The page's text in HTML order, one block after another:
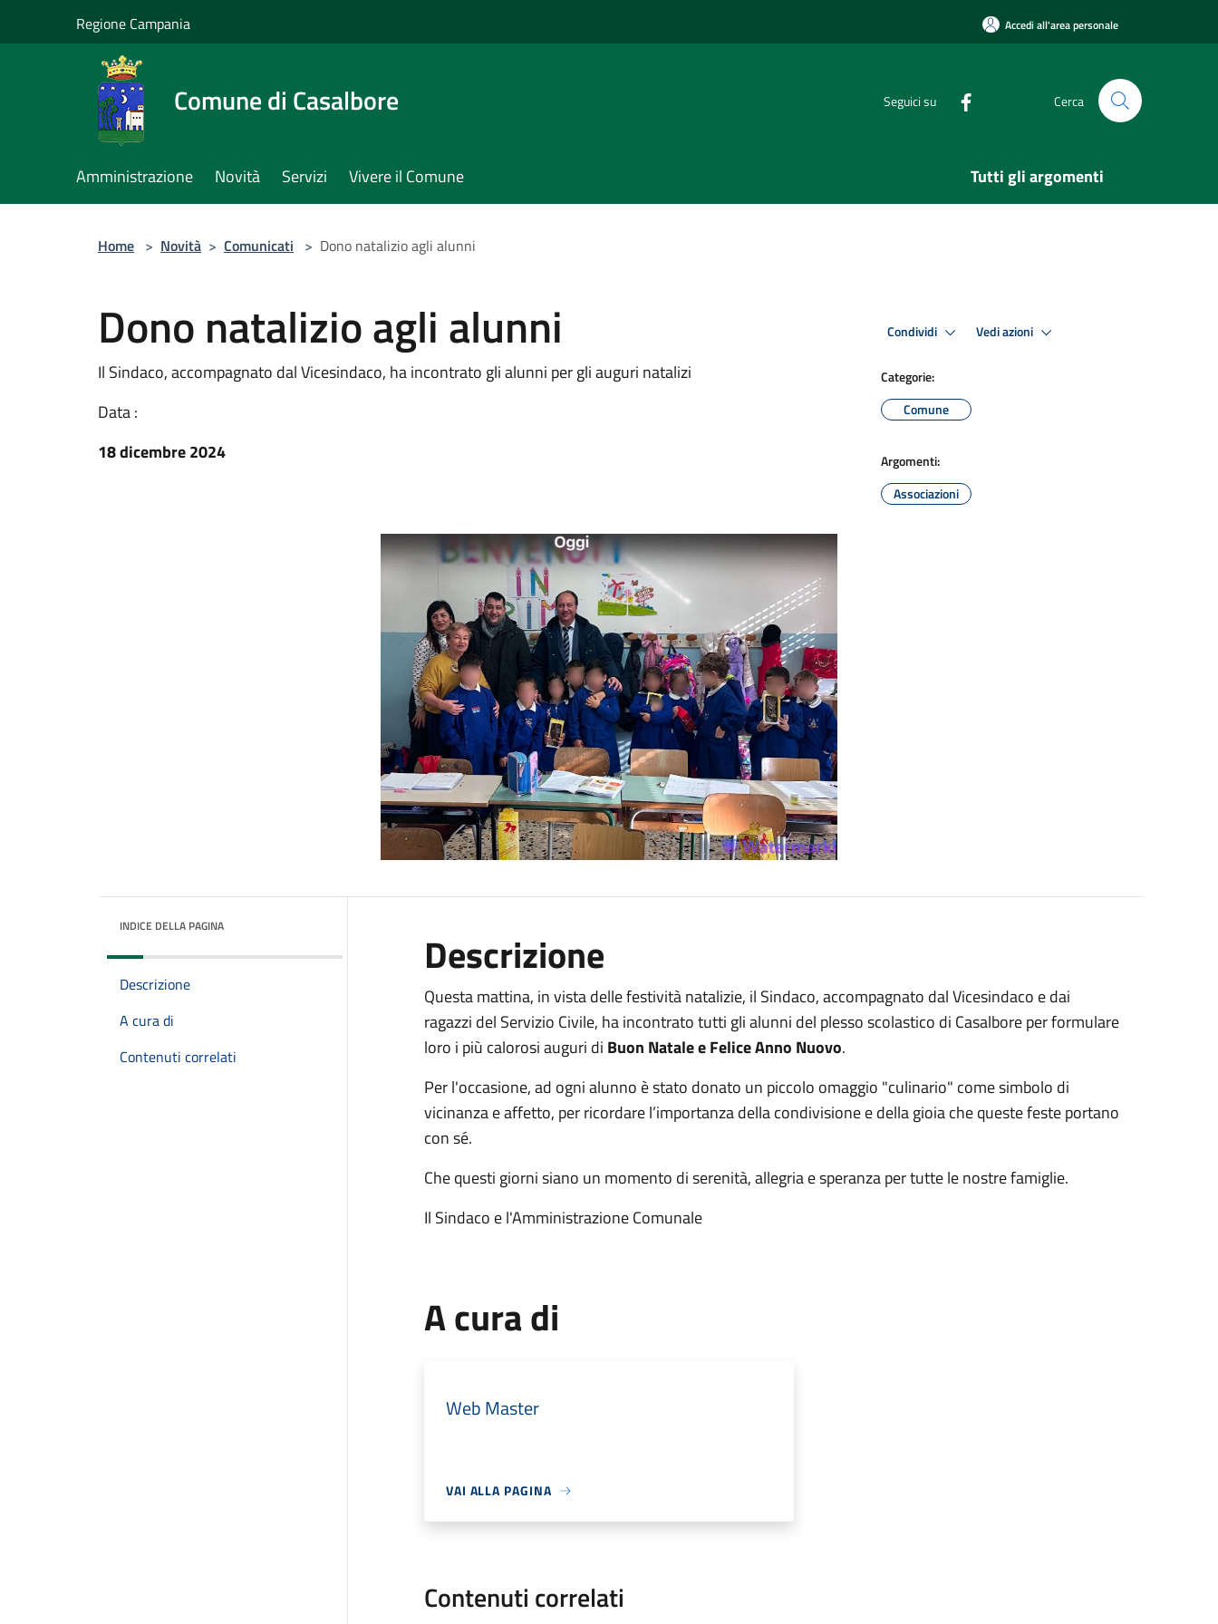
Regione Campania Accedi all'area personale
Comune di Casalbore Seguici su Cerca
Amministrazione Novità Servizi Vivere il Comune Tutti gli argomenti
Home > Novità > Comunicati > Dono natalizio agli alunni
Dono natalizio agli alunni
Il Sindaco, accompagnato dal Vicesindaco, ha incontrato gli alunni per gli auguri natalizi
Data :
18 dicembre 2024
Condividi Vedi azioni
Categorie:
Comune
Argomenti:
Associazioni
INDICE DELLA PAGINA
Descrizione
A cura di
Contenuti correlati
Descrizione
Questa mattina, in vista delle festività natalizie, il Sindaco, accompagnato dal Vicesindaco e dai
ragazzi del Servizio Civile, ha incontrato tutti gli alunni del plesso scolastico di Casalbore per formulare
loro i più calorosi auguri di Buon Natale e Felice Anno Nuovo.
Per l'occasione, ad ogni alunno è stato donato un piccolo omaggio "culinario" come simbolo di
vicinanza e affetto, per ricordare l’importanza della condivisione e della gioia che queste feste portano
con sé.
Che questi giorni siano un momento di serenità, allegria e speranza per tutte le nostre famiglie.
Il Sindaco e l'Amministrazione Comunale
A cura di
Web Master
VAI ALLA PAGINA
Contenuti correlati